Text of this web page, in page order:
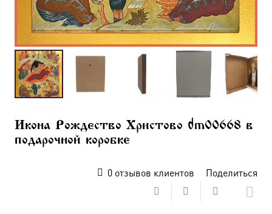
Икона Рождество Христово dm00668 в
подарочной коробке
0отзывов клиентов Поделиться